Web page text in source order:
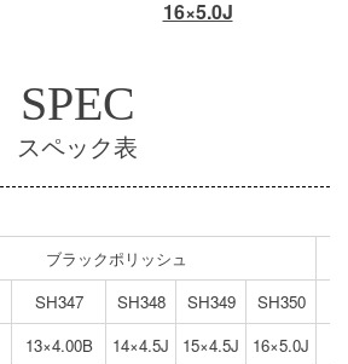
16×5.0J
SPEC
スペック表
ブラックポリッシュ
SH347 SH348 SH349 SH350
13×4.00B 14×4.5J 15×4.5J 16×5.0J